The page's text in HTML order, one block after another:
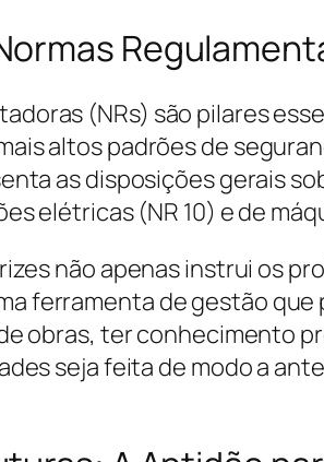
(NRs) são pilares
altos padrões de
as disposições gerais
elétricas (NR 10) e de
não apenas instrui os
ferramenta de gestão
obras, ter conhecimento
seja feita de modo a